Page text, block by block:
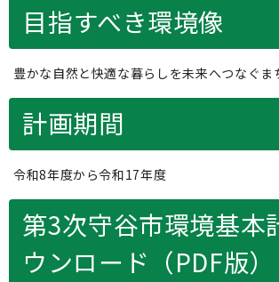
目指すべき環境像
豊かな自然と快適な暮らしを未来へつなぐま
計画期間
令和8年度から令和17年度
第3次守谷市環境基本
ウンロード（PDF版）